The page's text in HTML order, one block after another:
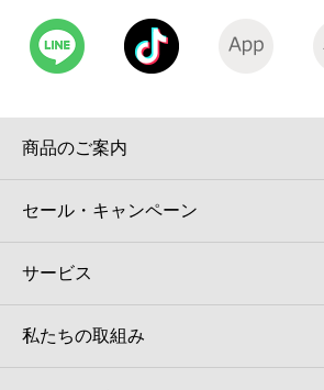
商品のご案内
セール・キャンペーン
サービス
私たちの取組み